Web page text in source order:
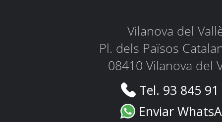
Vilanova del
Pl. dels Països
08410 Vilanova del
Tel. 93 845
Enviar